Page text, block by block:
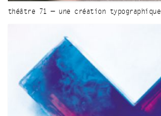
théâtre 71 — une création typographique